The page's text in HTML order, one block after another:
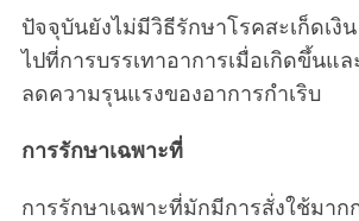
ปัจจุบันยังไม่มีวิธีรักษาโรคสะเก็ดเงิ
ไปที่การบรรเทาอาการเมื่อเกิดขึ้นแ
ลดความรุนแรงของอาการกำเริบ
การรักษาเฉพาะที่
การรักษาเฉพาะที่มักมีการสั่งใช้มาก